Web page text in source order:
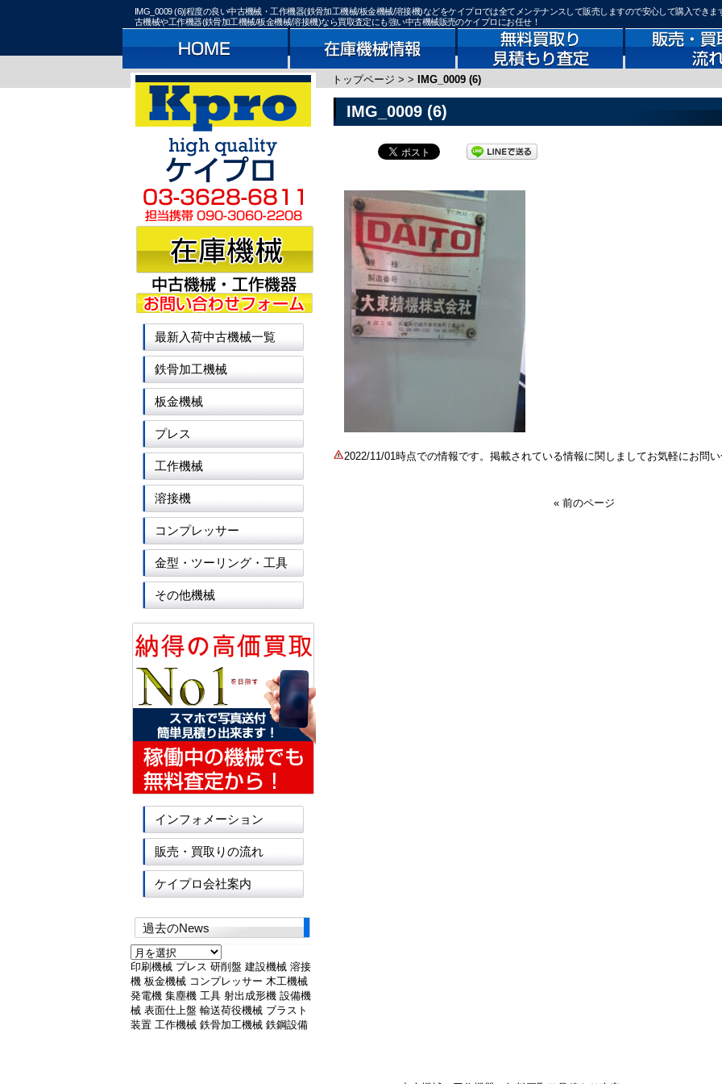
IMG_0009 (6)|程度の良い中古機械・工作機器(鉄骨加工機械/板金機械/溶接機)などをケイプロでは全てメンテナンスして販売しますので安心して購入できま
古機械や工作機器(鉄骨加工機械/板金機械/溶接機)なら買取査定にも強い中古機械販売のケイプロにお任せ！
トップページ > > IMG_0009 (6)
IMG_0009 (6)
2022/11/01時点での情報です。掲載されている情報に関しましてお気軽にお問い
« 前のページ
最新入荷中古機械一覧
鉄骨加工機械
板金機械
プレス
工作機械
溶接機
コンプレッサー
金型・ツーリング・工具
その他機械
インフォメーション
販売・買取りの流れ
ケイプロ会社案内
過去のNews
過
去
の
News
印刷機械 プレス 研削盤 建設機械 溶接
機 板金機械 コンプレッサー 木工機械
発電機 集塵機 工具 射出成形機 設備機
械 表面仕上盤 輸送荷役機械 ブラスト
装置 工作機械 鉄骨加工機械 鉄鋼設備